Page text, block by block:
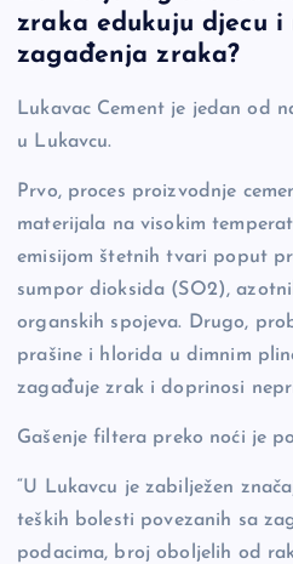
e
o
o
k
y
n
k
n
er
e
zraka edukuju djecu i
zagađenja zraka?
Lukavac Cement je jedan od
u Lukavcu.
Prvo, proces proizvodnje
materijala na visokim
emisijom štetnih tvari poput
sumpor dioksida (SO2),
organskih spojeva. Drugo,
prašine i hlorida u dimnim
zagađuje zrak i doprinosi
Gašenje filtera preko noći je
“U Lukavcu je zabilježen
teških bolesti povezanih sa
podacima, broj oboljelih od